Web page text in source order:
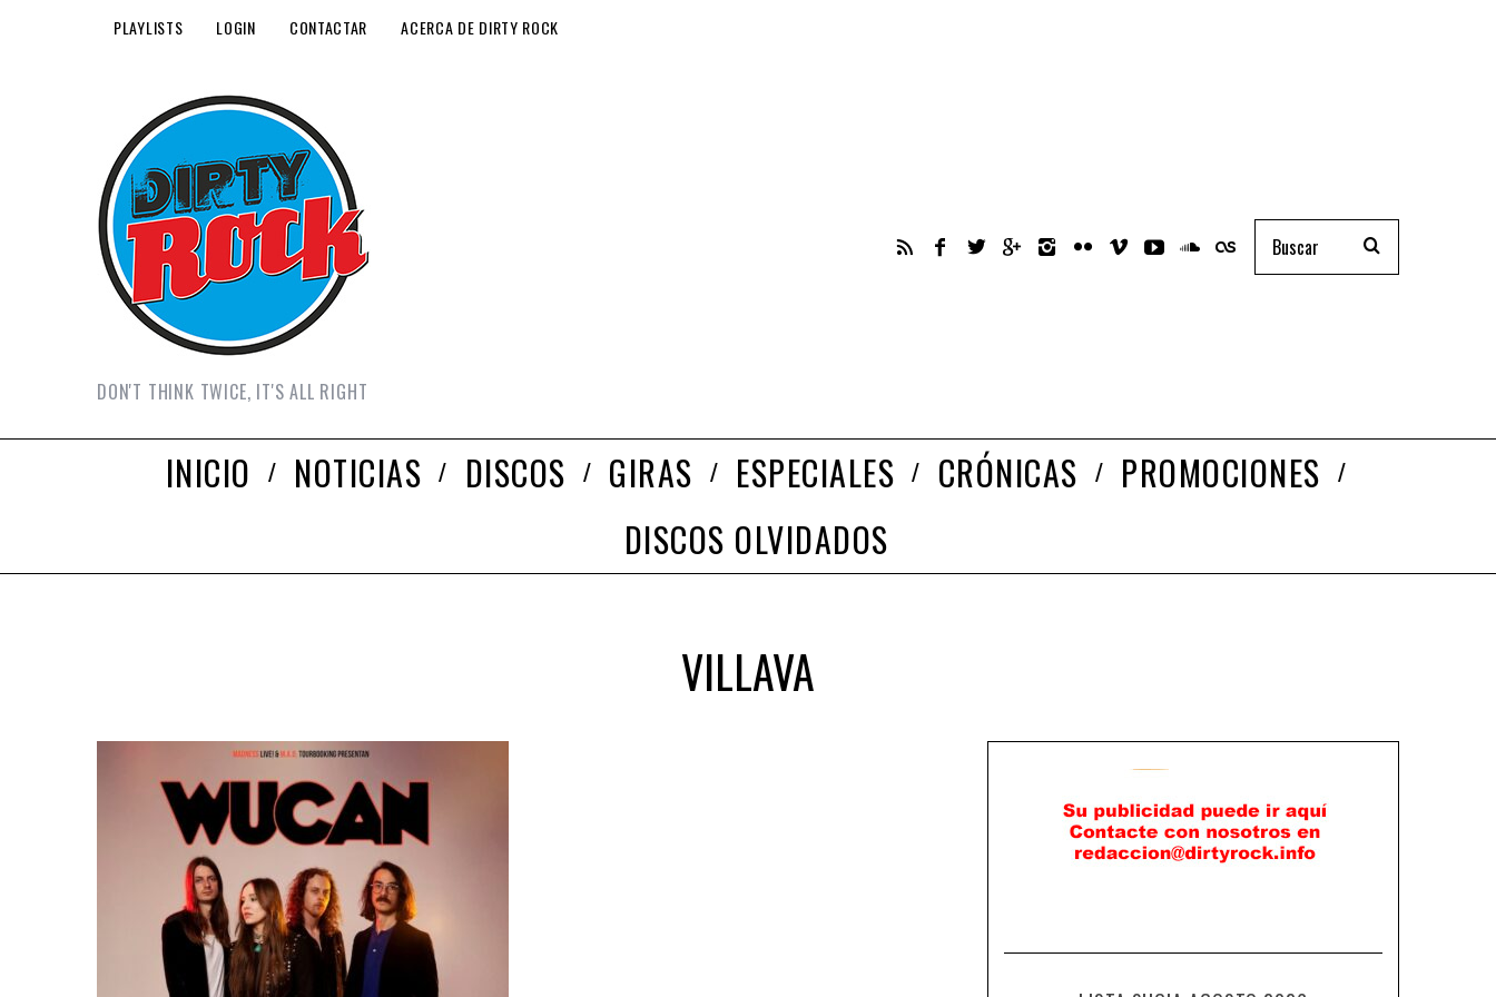
PLAYLISTS LOGIN CONTACTAR ACERCA DE DIRTY ROCK
DON'T THINK TWICE, IT'S ALL RIGHT
INICIO NOTICIAS DISCOS GIRAS ESPECIALES CRÓNICAS
PROMOCIONES
DISCOS OLVIDADOS
VILLAVA